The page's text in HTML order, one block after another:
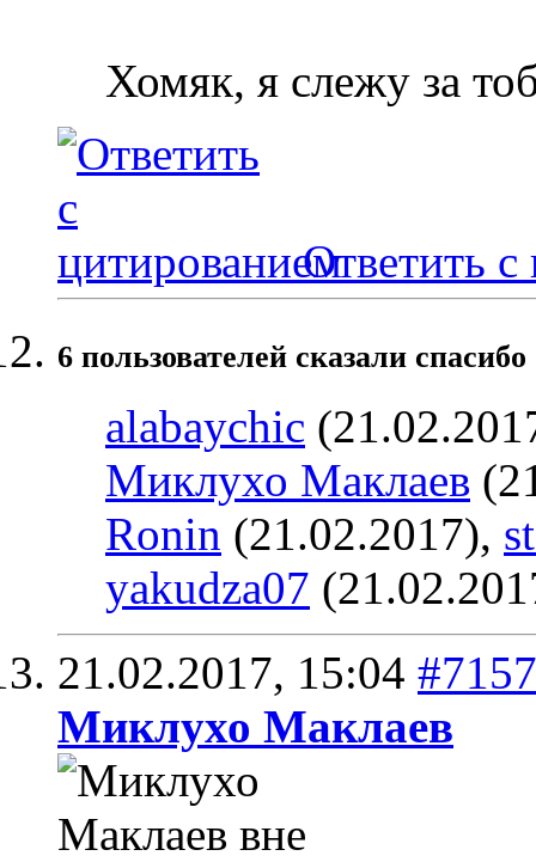
Хомяк, я слежу за
Ответить с
6 пользователей сказали
alabaychic
Миклухо Маклаев
Ronin (21.02.2017),
yakudza07
21.02.2017, 15:04 #7157
Миклухо Маклаев